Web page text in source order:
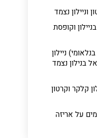
וניילון נצמד
וקופסת
ניילון
בנילון נצמד
קלקר וקרטון
על אריזה